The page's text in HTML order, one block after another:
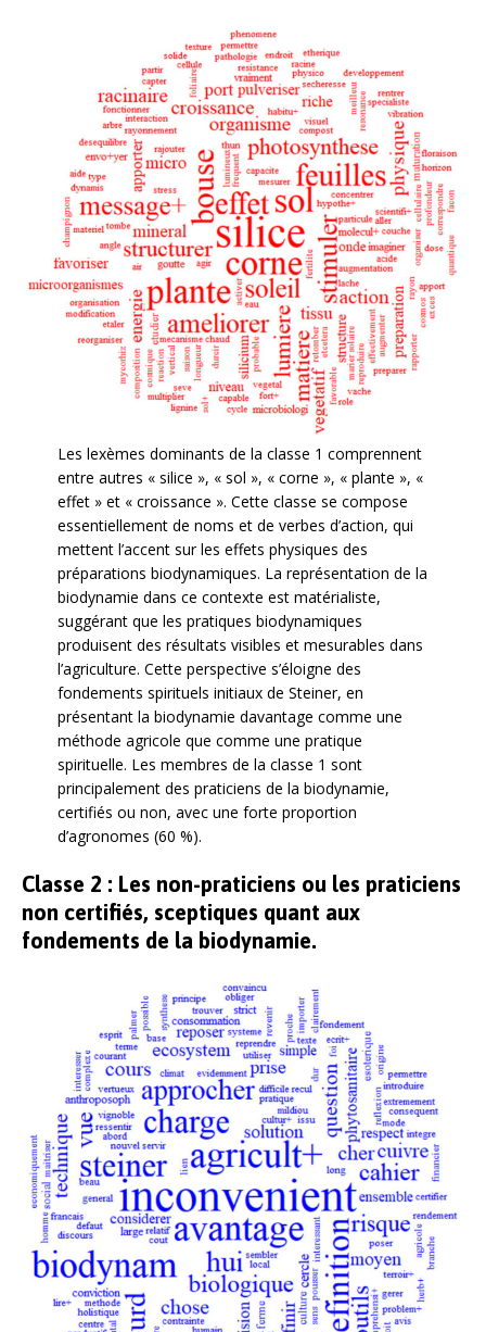
Les lexèmes dominants de la classe 1 comprennent
entre autres « silice », « sol », « corne », « plante », «
effet » et « croissance ». Cette classe se compose
essentiellement de noms et de verbes d’action, qui
mettent l’accent sur les effets physiques des
préparations biodynamiques. La représentation de la
biodynamie dans ce contexte est matérialiste,
suggérant que les pratiques biodynamiques
produisent des résultats visibles et mesurables dans
l’agriculture. Cette perspective s’éloigne des
fondements spirituels initiaux de Steiner, en
présentant la biodynamie davantage comme une
méthode agricole que comme une pratique
spirituelle. Les membres de la classe 1 sont
principalement des praticiens de la biodynamie,
certifiés ou non, avec une forte proportion
d’agronomes (60 %).
Classe 2 : Les non-praticiens ou les praticiens
non certifiés, sceptiques quant aux
fondements de la biodynamie.